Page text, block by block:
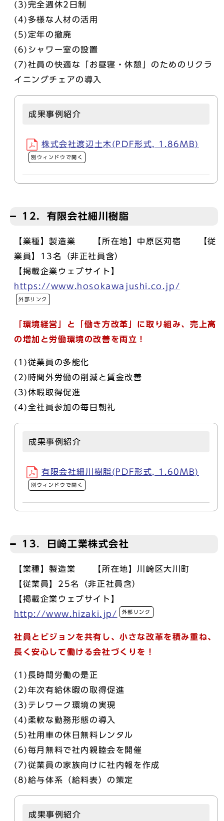
(3)完全週休2日制
(4)多様な人材の活用
(5)定年の撤廃
(6)シャワー室の設置
(7)社員の快適な「お昼寝・休憩」のためのリクラ
イニングチェアの導入
成果事例紹介
株式会社渡辺土木(PDF形式, 1.86MB)
別ウィンドウで開く
12．有限会社細川樹脂
【業種】製造業 【所在地】中原区苅宿 【従
業員】13名（非正社員含）
【掲載企業ウェブサイト】
https://www.hosokawajushi.co.jp/
外部リンク
「環境経営」と「働き方改革」に取り組み、売上高
の増加と労働環境の改善を両立！
(1)従業員の多能化
(2)時間外労働の削減と賃金改善
(3)休暇取得促進
(4)全社員参加の毎日朝礼
成果事例紹介
有限会社細川樹脂(PDF形式, 1.60MB)
別ウィンドウで開く
13．日崎工業株式会社
【業種】製造業 【所在地】川崎区大川町
【従業員】25名（非正社員含）
【掲載企業ウェブサイト】
http://www.hizaki.jp/
外部リンク
社員とビジョンを共有し、小さな改革を積み重ね、
長く安心して働ける会社づくりを！
(1)長時間労働の是正
(2)年次有給休暇の取得促進
(3)テレワーク環境の実現
(4)柔軟な勤務形態の導入
(5)社用車の休日無料レンタル
(6)毎月無料で社内親睦会を開催
(7)従業員の家族向けに社内報を作成
(8)給与体系（給料表）の策定
成果事例紹介